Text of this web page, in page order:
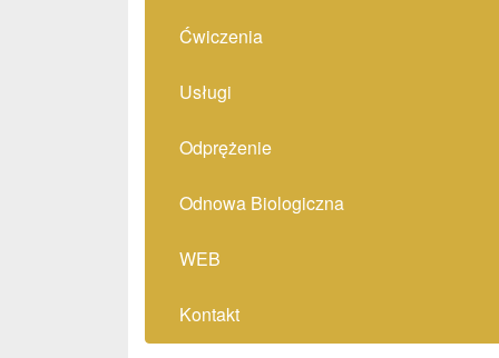
Ćwiczenia
Usługi
Odprężenie
Odnowa Biologiczna
WEB
Kontakt